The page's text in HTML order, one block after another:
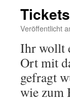
Veröffentlicht
Ihr wollt
Ort mit
gefragt
wie